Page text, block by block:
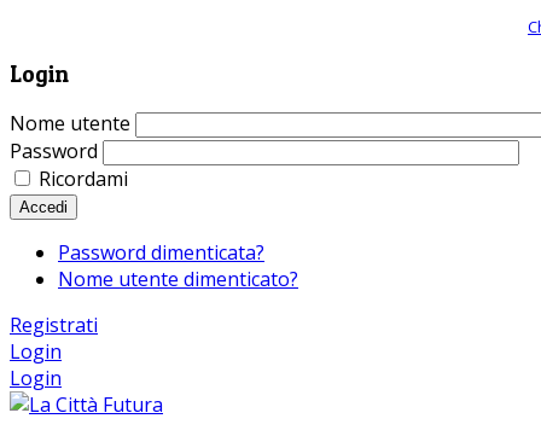
Login
Nome utente
Password
Ricordami
Accedi
Password dimenticata?
Nome utente dimenticato?
Registrati
Login
Login